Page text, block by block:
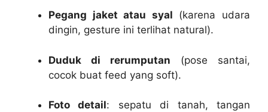
Pegang jaket atau syal (karena udara
dingin, gesture ini terlihat natural).
Duduk di rerumputan (pose santai,
cocok buat feed yang soft).
Foto detail: sepatu di tanah, tangan